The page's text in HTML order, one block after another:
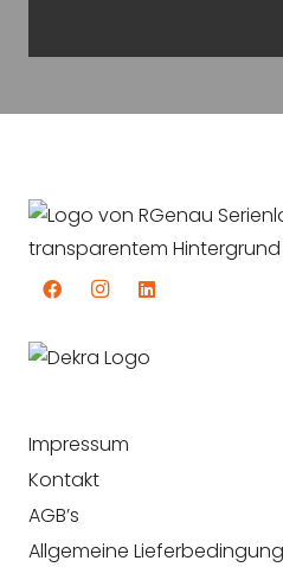
Impressum
Kontakt
AGB’s
Allgemeine